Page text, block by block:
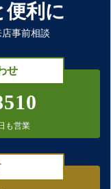
便利に
事前相談
せ
も営業